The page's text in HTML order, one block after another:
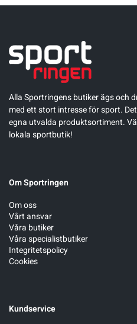
Alla Sportringens butiker ägs och
med ett stort intresse för sport.
egna utvalda produktsortiment.
lokala sportbutik!
Om Sportringen
Om oss
Vårt ansvar
Våra butiker
Våra specialistbutiker
Integritetspolicy
Cookies
Kundservice